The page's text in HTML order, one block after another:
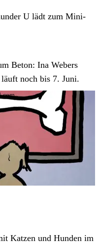
U lädt zum Mini-
Beton: Ina Webers
noch bis 7. Juni.
Katzen und Hunden im